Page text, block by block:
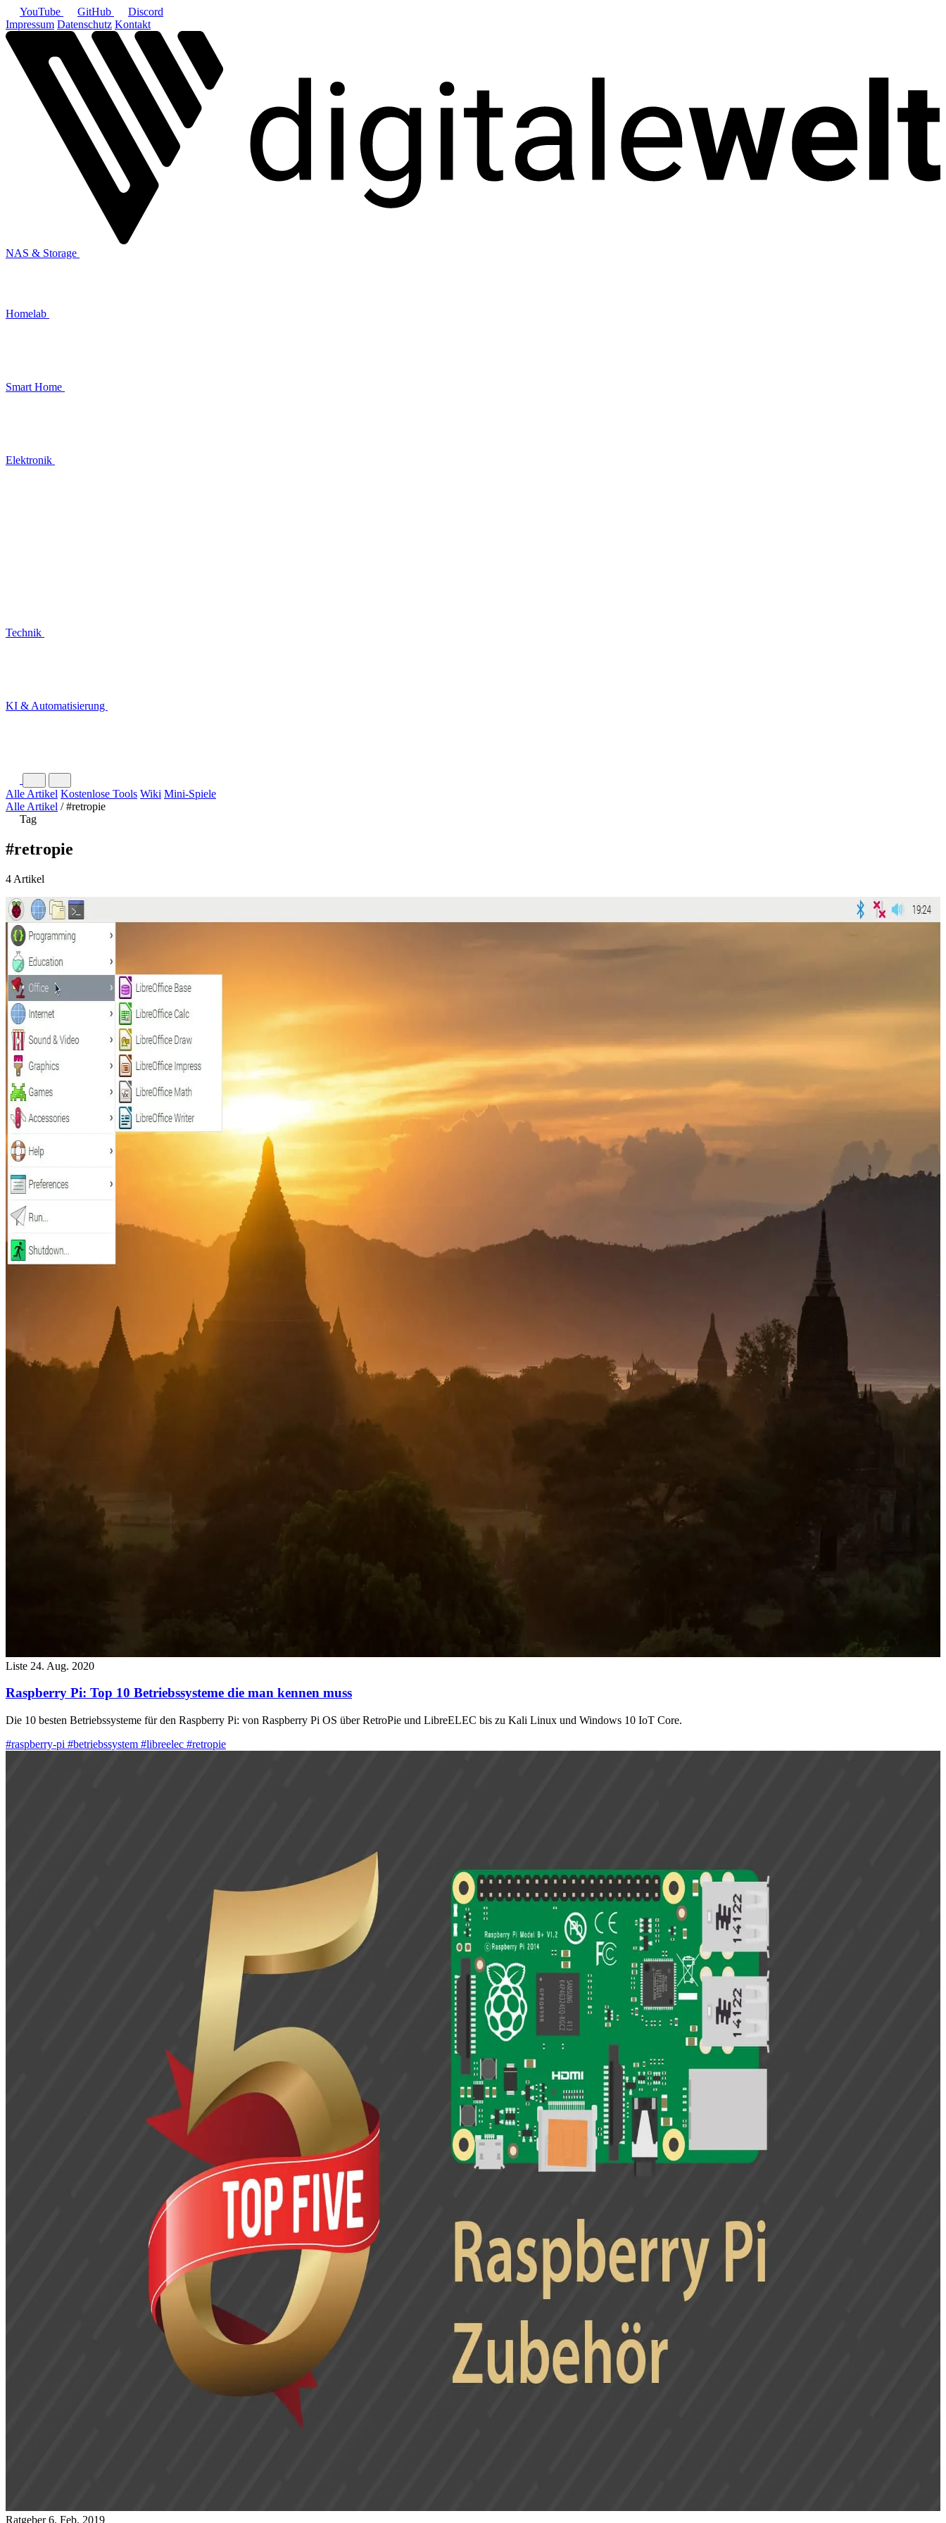
YouTube GitHub
Discord
Impressum Datenschutz Kontakt
NAS & Storage
Homelab
Smart Home
Elektronik
Technik
KI & Automatisierung
Alle Artikel Kostenlose Tools Wiki Mini-Spiele
Alle Artikel / #retropie
Tag
#retropie
4 Artikel
Liste 24. Aug. 2020
Raspberry Pi: Top 10 Betriebssysteme die man kennen muss
Die 10 besten Betriebssysteme für den Raspberry Pi: von Raspberry Pi OS über RetroPie und LibreELEC bis zu Kali Linux und Windows 10 IoT Core.
#raspberry-pi #betriebssystem #libreelec #retropie
Ratgeber6. Feb. 2019